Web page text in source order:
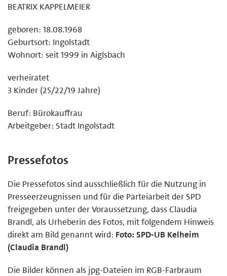
BEATRIX KAPPELMEIER
geboren: 18.08.1968
Geburtsort: Ingolstadt
Wohnort: seit 1999 in Aiglsbach
verheiratet
3 Kinder (25/22/19 Jahre)
Beruf: Bürokauffrau
Arbeitgeber: Stadt Ingolstadt
Pressefotos
Die Pressefotos sind ausschließlich für die Nutzung in
Presseerzeugnissen und für die Parteiarbeit der SPD
freigegeben unter der Voraussetzung, dass Claudia
Brandl, als Urheberin des Fotos, mit folgendem Hinweis
direkt am Bild genannt wird: Foto: SPD-UB Kelheim
(Claudia Brandl)
Die Bilder können als jpg-Dateien im RGB-Farbraum